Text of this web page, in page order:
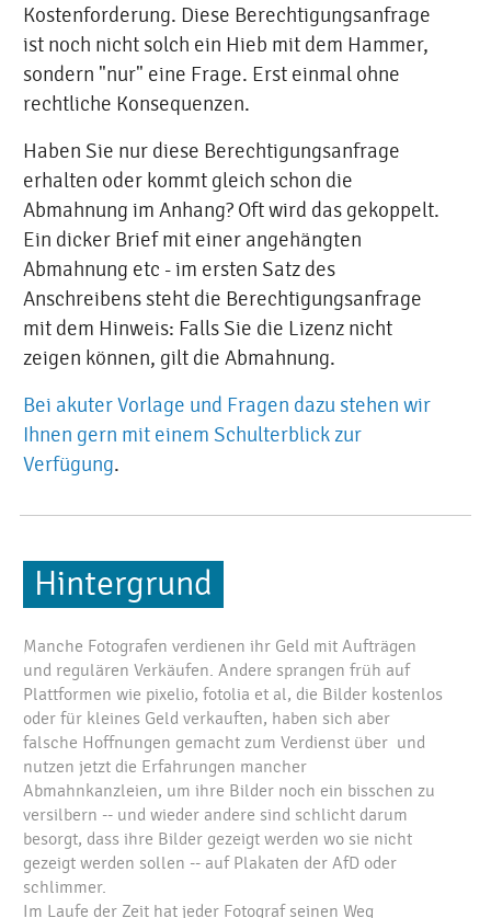
Kostenforderung. Diese Berechtigungsanfrage
ist noch nicht solch ein Hieb mit dem Hammer,
sondern "nur" eine Frage. Erst einmal ohne
rechtliche Konsequenzen.
Haben Sie nur diese Berechtigungsanfrage
erhalten oder kommt gleich schon die
Abmahnung im Anhang? Oft wird das gekoppelt.
Ein dicker Brief mit einer angehängten
Abmahnung etc - im ersten Satz des
Anschreibens steht die Berechtigungsanfrage
mit dem Hinweis: Falls Sie die Lizenz nicht
zeigen können, gilt die Abmahnung.
Bei akuter Vorlage und Fragen dazu stehen wir
Ihnen gern mit einem Schulterblick zur
Verfügung.
Manche Fotografen verdienen ihr Geld mit Aufträgen
und regulären Verkäufen. Andere sprangen früh auf
Plattformen wie pixelio, fotolia et al, die Bilder kostenlos
oder für kleines Geld verkauften, haben sich aber
falsche Hoffnungen gemacht zum Verdienst über und
nutzen jetzt die Erfahrungen mancher
Abmahnkanzleien, um ihre Bilder noch ein bisschen zu
versilbern -- und wieder andere sind schlicht darum
besorgt, dass ihre Bilder gezeigt werden wo sie nicht
gezeigt werden sollen -- auf Plakaten der AfD oder
schlimmer.
Im Laufe der Zeit hat jeder Fotograf seinen Weg
Hintergrund